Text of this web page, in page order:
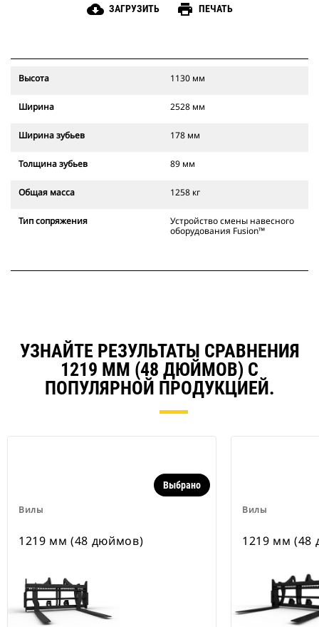
cloud_download ЗАГРУЗИТЬ print ПЕЧАТЬ
Высота 1130 мм
Ширина 2528 мм
Ширина зубьев 178 мм
Толщина зубьев 89 мм
Общая масса 1258 кг
Тип сопряжения
Устройство смены навесного
оборудования Fusion™
УЗНАЙТЕ РЕЗУЛЬТАТЫ СРАВНЕНИЯ
1219 ММ (48 ДЮЙМОВ) С
ПОПУЛЯРНОЙ ПРОДУКЦИЕЙ.
Вилы
Выбрано
1219 мм (48 дюймов)
Вилы
1219 мм (48